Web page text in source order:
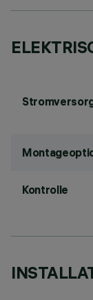
Kontrolle